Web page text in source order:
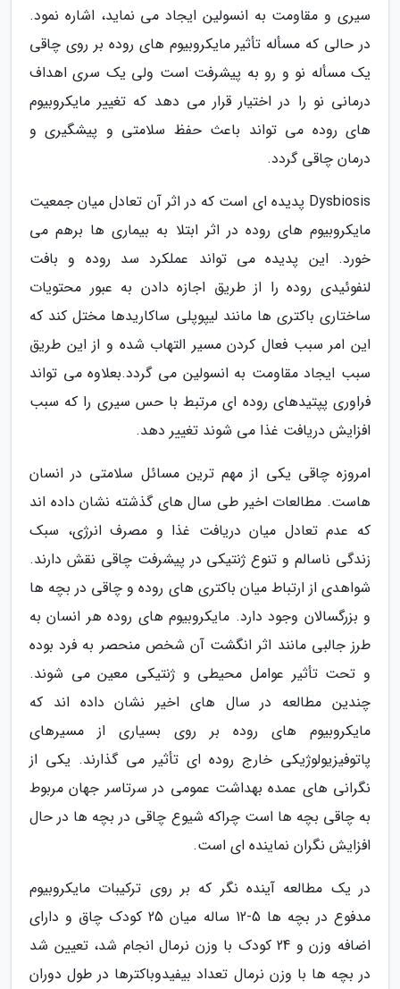
سیری و مقاومت به انسولین ایجاد می نماید، اشاره نمود.
در حالی که مسأله تأثیر مایکروبیوم های روده بر روی چاقی
یک مسأله نو و رو به پیشرفت است ولی یک سری اهداف
درمانی نو را در اختیار قرار می دهد که تغییر مایکروبیوم
های روده می تواند باعث حفظ سلامتی و پیشگیری و
درمان چاقی گردد.
Dysbiosis پدیده ای است که در اثر آن تعادل میان جمعیت
مایکروبیوم های روده در اثر ابتلا به بیماری ها برهم می
خورد. این پدیده می تواند عملکرد سد روده و بافت
لنفوئیدی روده را از طریق اجازه دادن به عبور محتویات
ساختاری باکتری ها مانند لیپوپلی ساکاریدها مختل کند که
این امر سبب فعال کردن مسیر التهاب شده و از این طریق
سبب ایجاد مقاومت به انسولین می گردد.بعلاوه می تواند
فراوری پپتیدهای روده ای مرتبط با حس سیری را که سبب
افزایش دریافت غذا می شوند تغییر دهد.
امروزه چاقی یکی از مهم ترین مسائل سلامتی در انسان
هاست. مطالعات اخیر طی سال های گذشته نشان داده اند
که عدم تعادل میان دریافت غذا و مصرف انرژی، سبک
زندگی ناسالم و تنوع ژنتیکی در پیشرفت چاقی نقش دارند.
شواهدی از ارتباط میان باکتری های روده و چاقی در بچه ها
و بزرگسالان وجود دارد. مایکروبیوم های روده هر انسان به
طرز جالبی مانند اثر انگشت آن شخص منحصر به فرد بوده
و تحت تأثیر عوامل محیطی و ژنتیکی معین می شوند.
چندین مطالعه در سال های اخیر نشان داده اند که
مایکروبیوم های روده بر روی بسیاری از مسیرهای
پاتوفیزیولوژیکی خارج روده ای تأثیر می گذارند. یکی از
نگرانی های عمده بهداشت عمومی در سرتاسر جهان مربوط
به چاقی بچه ها است چراکه شیوع چاقی در بچه ها در حال
افزایش نگران نماینده ای است.
در یک مطالعه آینده نگر که بر روی ترکیبات مایکروبیوم
مدفوع در بچه ها 5-12 ساله میان 25 کودک چاق و دارای
اضافه وزن و 24 کودک با وزن نرمال انجام شد، تعیین شد
در بچه ها با وزن نرمال تعداد بیفیدوباکترها در طول دوران